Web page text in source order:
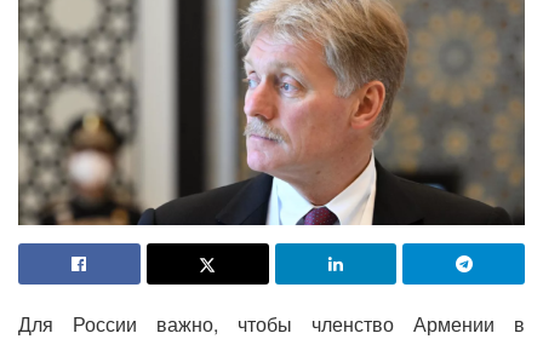
Для России важно, чтобы членство Армении в